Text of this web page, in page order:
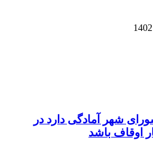
شهر آمادگی دارد در
اوقاف باشد